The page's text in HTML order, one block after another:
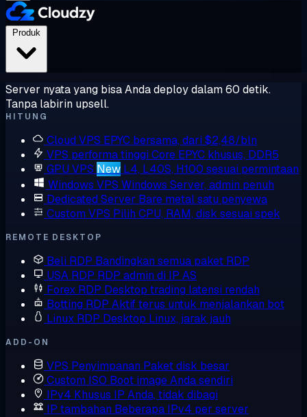
Server nyata yang bisa Anda deploy dalam 60 detik.
Tanpa labirin upsell.
HITUNG
Cloud VPS EPYC bersama, dari $2,48/bln
VPS performa tinggi Core EPYC khusus, DDR5
GPU VPS New L4, L40S, H100 sesuai permintaan
Windows VPS Windows Server, admin penuh
Dedicated Server Bare metal satu penyewa
Custom VPS Pilih CPU, RAM, disk sesuai spek
REMOTE DESKTOP
Beli RDP Bandingkan semua paket RDP
USA RDP RDP admin di IP AS
Forex RDP Desktop trading latensi rendah
Botting RDP Aktif terus untuk menjalankan bot
Linux RDP Desktop Linux, jarak jauh
ADD-ON
VPS Penyimpanan Paket disk besar
Custom ISO Boot image Anda sendiri
IPv4 Khusus IP Anda, tidak dibagi
IP tambahan Beberapa IPv4 per server